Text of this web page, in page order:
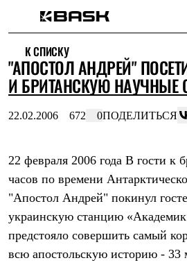
Интернет-магазин
Мужская одежда
Утепленная пухом
Куртки
Жилеты
Куртки
Брюки
Штормовая одежда
Куртки
Софтшелл одежда
Куртки
Брюки
К СПИСКУ
"АПОСТОЛ АНДРЕЙ"
И БРИТАНСКУЮ НАУЧНЫЕ
22.02.2006 672 0ПОДЕЛИТЬСЯ
22 февраля 2006 года В гости к
часов по времени
"Апостол Андрей" покинул
украинскую станцию
предстояло совершить самый
всю апостольскую историю - 33